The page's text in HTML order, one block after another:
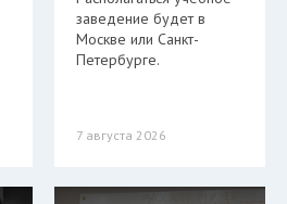
заведение будет в
Москве или Санкт-
Петербурге.
7 августа 2026